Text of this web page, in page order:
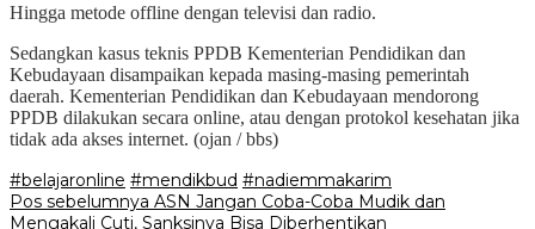
Hingga metode offline dengan televisi dan radio.
Sedangkan kasus teknis PPDB Kementerian Pendidikan dan
Kebudayaan disampaikan kepada masing-masing pemerintah
daerah. Kementerian Pendidikan dan Kebudayaan mendorong
PPDB dilakukan secara online, atau dengan protokol kesehatan jika
tidak ada akses internet. (ojan / bbs)
#belajaronline #mendikbud #nadiemmakarim
Navigasi
Pos sebelumnya ASN Jangan Coba-Coba Mudik dan
Mengakali Cuti, Sanksinya Bisa Diberhentikan